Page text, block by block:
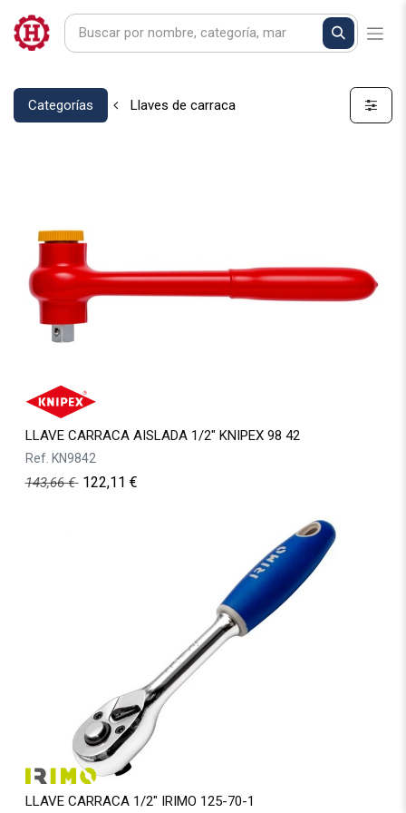
Categorías Llaves de carraca
LLAVE CARRACA AISLADA 1/2" KNIPEX 98 42
Ref. KN9842
143,66€ 122,11 €
LLAVE CARRACA 1/2" IRIMO 125-70-1